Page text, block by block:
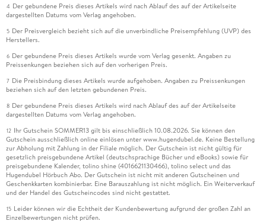
4 Der gebundene Preis dieses Artikels wird nach Ablauf des auf der Artikelseite
dargestellten Datums vom Verlag angehoben.
5 Der Preisvergleich bezieht sich auf die unverbindliche Preisempfehlung (UVP) des
Herstellers.
6 Der gebundene Preis dieses Artikels wurde vom Verlag gesenkt. Angaben zu
Preissenkungen beziehen sich auf den vorherigen Preis.
7 Die Preisbindung dieses Artikels wurde aufgehoben. Angaben zu Preissenkungen
beziehen sich auf den letzten gebundenen Preis.
8 Der gebundene Preis dieses Artikels wird nach Ablauf des auf der Artikelseite
dargestellten Datums vom Verlag angehoben.
12 Ihr Gutschein SOMMER13 gilt bis einschließlich 10.08.2026. Sie können den
Gutschein ausschließlich online einlösen unter www.hugendubel.de. Keine Bestellung
zur Abholung mit Zahlung in der Filiale möglich. Der Gutschein ist nicht gültig für
gesetzlich preisgebundene Artikel (deutschsprachige Bücher und eBooks) sowie für
preisgebundene Kalender, tolino shine (4016621130466), tolino select und das
Hugendubel Hörbuch Abo. Der Gutschein ist nicht mit anderen Gutscheinen und
Geschenkkarten kombinierbar. Eine Barauszahlung ist nicht möglich. Ein Weiterverkauf
und der Handel des Gutscheincodes sind nicht gestattet.
15 Leider können wir die Echtheit der Kundenbewertung aufgrund der großen Zahl an
Einzelbewertungen nicht prüfen.